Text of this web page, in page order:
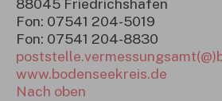
88045 Friedrichshafen
Fon: 07541 204-5019
Fon: 07541 204-8830
www.bodenseekreis.de
Nach oben